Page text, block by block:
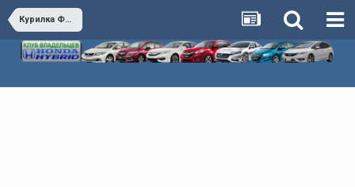
Курилка Флудилка